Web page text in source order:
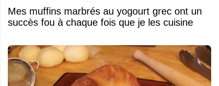
Mes muffins marbrés au yogourt grec ont un
succès fou à chaque fois que je les cuisine